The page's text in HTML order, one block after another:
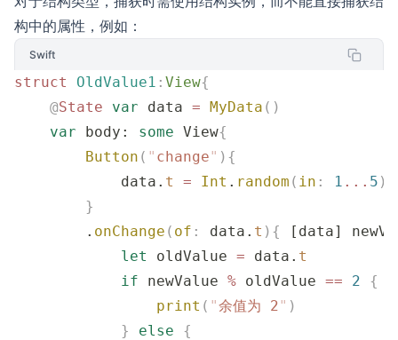
构中的属性，例如：
Swift
struct OldValue1 : View{
    @
State var data = MyData ()
    var
body: some View{
        Button
( " change" ){
            data.
t = Int . random ( in : 1 ... 5 )
        }
        .
onChange ( of : data. t ){
[data]
            let
oldValue = data. t
            if
newValue % oldValue == 2 {
                print
( "余值为 2" )
            }
else {